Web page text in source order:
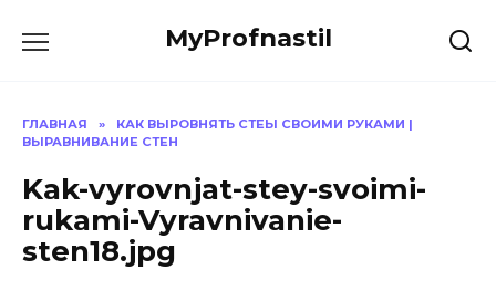
MyProfnastil
ГЛАВНАЯ »
КАК ВЫРОВНЯТЬ СТЕЫ СВОИМИ РУКАМИ |
ВЫРАВНИВАНИЕ СТЕН
Kak-vyrovnjat-stey-svoimi-
rukami-Vyravnivanie-
sten18.jpg